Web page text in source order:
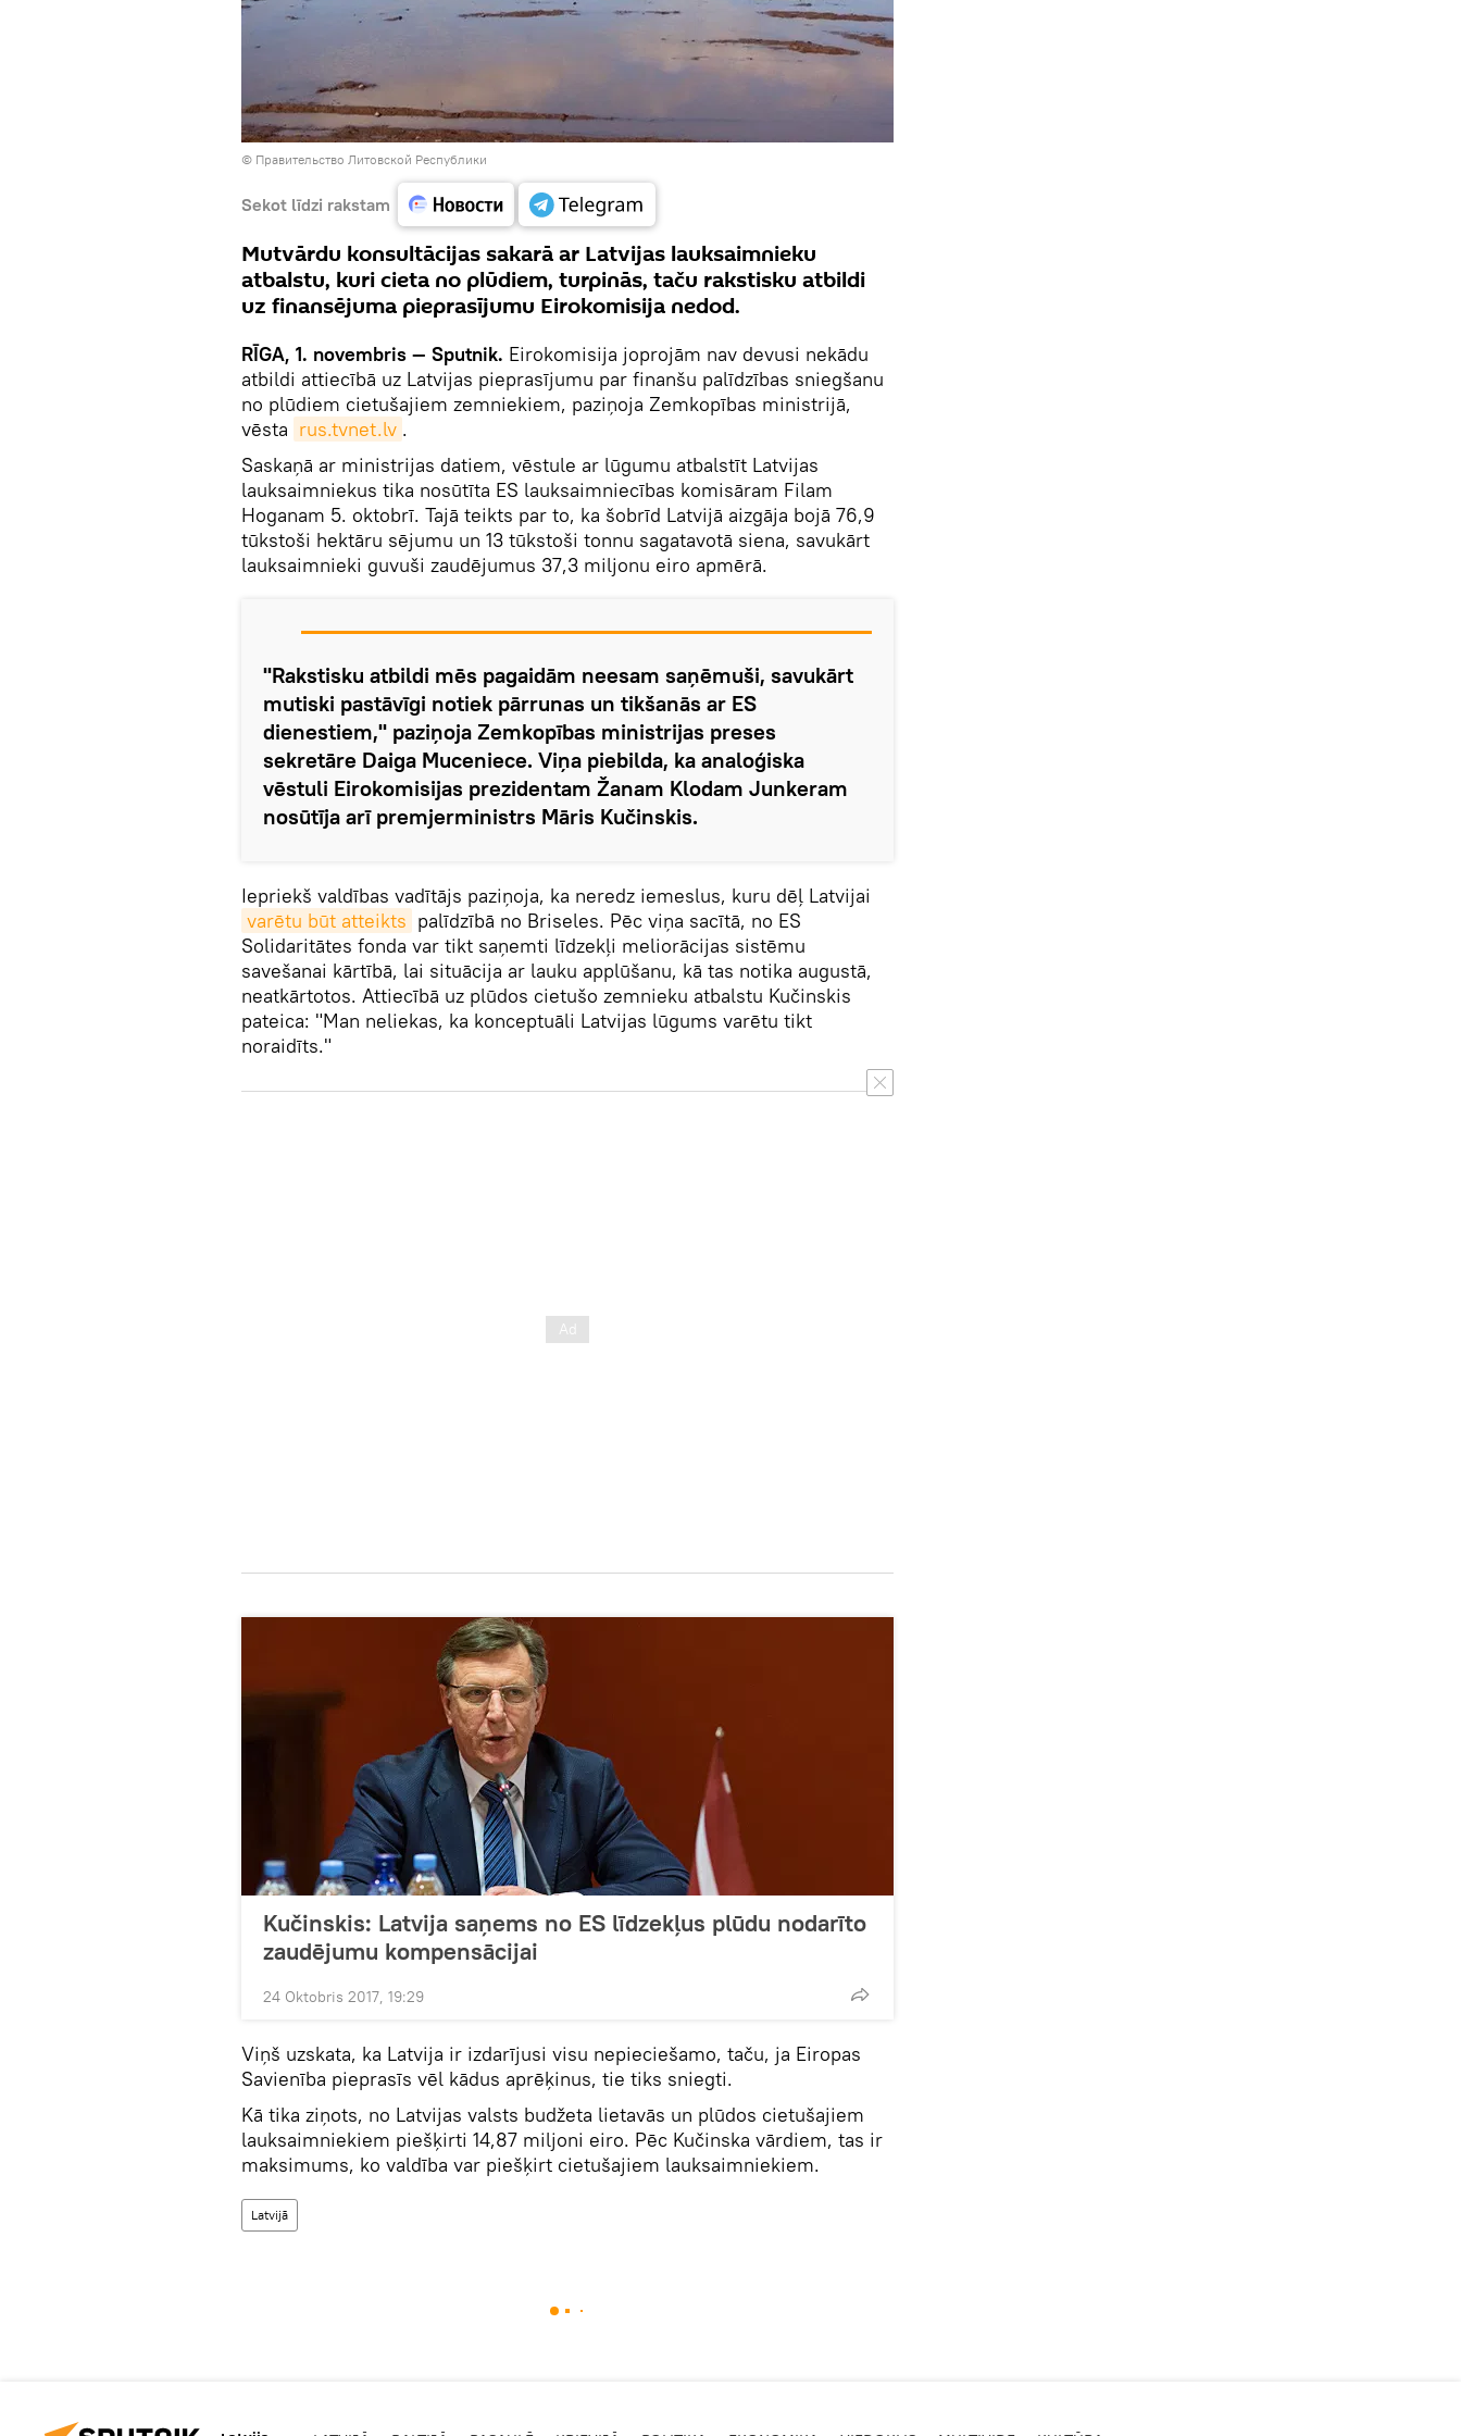
© Правительство Литовской Республики
Sekot līdzi rakstam
Mutvārdu konsultācijas sakarā ar Latvijas lauksaimnieku
atbalstu, kuri cieta no plūdiem, turpinās, taču rakstisku atbildi
uz finansējuma pieprasījumu Eirokomisija nedod.
RĪGA, 1. novembris — Sputnik. Eirokomisija joprojām nav devusi nekādu
atbildi attiecībā uz Latvijas pieprasījumu par finanšu palīdzības sniegšanu
no plūdiem cietušajiem zemniekiem, paziņoja Zemkopības ministrijā,
vēsta rus.tvnet.lv .
Saskaņā ar ministrijas datiem, vēstule ar lūgumu atbalstīt Latvijas
lauksaimniekus tika nosūtīta ES lauksaimniecības komisāram Filam
Hoganam 5. oktobrī. Tajā teikts par to, ka šobrīd Latvijā aizgāja bojā 76,9
tūkstoši hektāru sējumu un 13 tūkstoši tonnu sagatavotā siena, savukārt
lauksaimnieki guvuši zaudējumus 37,3 miljonu eiro apmērā.
"Rakstisku atbildi mēs pagaidām neesam saņēmuši, savukārt
mutiski pastāvīgi notiek pārrunas un tikšanās ar ES
dienestiem," paziņoja Zemkopības ministrijas preses
sekretāre Daiga Muceniece. Viņa piebilda, ka analoģiska
vēstuli Eirokomisijas prezidentam Žanam Klodam Junkeram
nosūtīja arī premjerministrs Māris Kučinskis.
Iepriekš valdības vadītājs paziņoja, ka neredz iemeslus, kuru dēļ Latvijai
varētu būt atteikts palīdzībā no Briseles. Pēc viņa sacītā, no ES
Solidaritātes fonda var tikt saņemti līdzekļi meliorācijas sistēmu
savešanai kārtībā, lai situācija ar lauku applūšanu, kā tas notika augustā,
neatkārtotos. Attiecībā uz plūdos cietušo zemnieku atbalstu Kučinskis
pateica: "Man neliekas, ka konceptuāli Latvijas lūgums varētu tikt
noraidīts."
Kučinskis: Latvija saņems no ES līdzekļus plūdu nodarīto
zaudējumu kompensācijai
24 Oktobris 2017, 19:29
Viņš uzskata, ka Latvija ir izdarījusi visu nepieciešamo, taču, ja Eiropas
Savienība pieprasīs vēl kādus aprēķinus, tie tiks sniegti.
Kā tika ziņots, no Latvijas valsts budžeta lietavās un plūdos cietušajiem
lauksaimniekiem piešķirti 14,87 miljoni eiro. Pēc Kučinska vārdiem, tas ir
maksimums, ko valdība var piešķirt cietušajiem lauksaimniekiem.
Latvijā